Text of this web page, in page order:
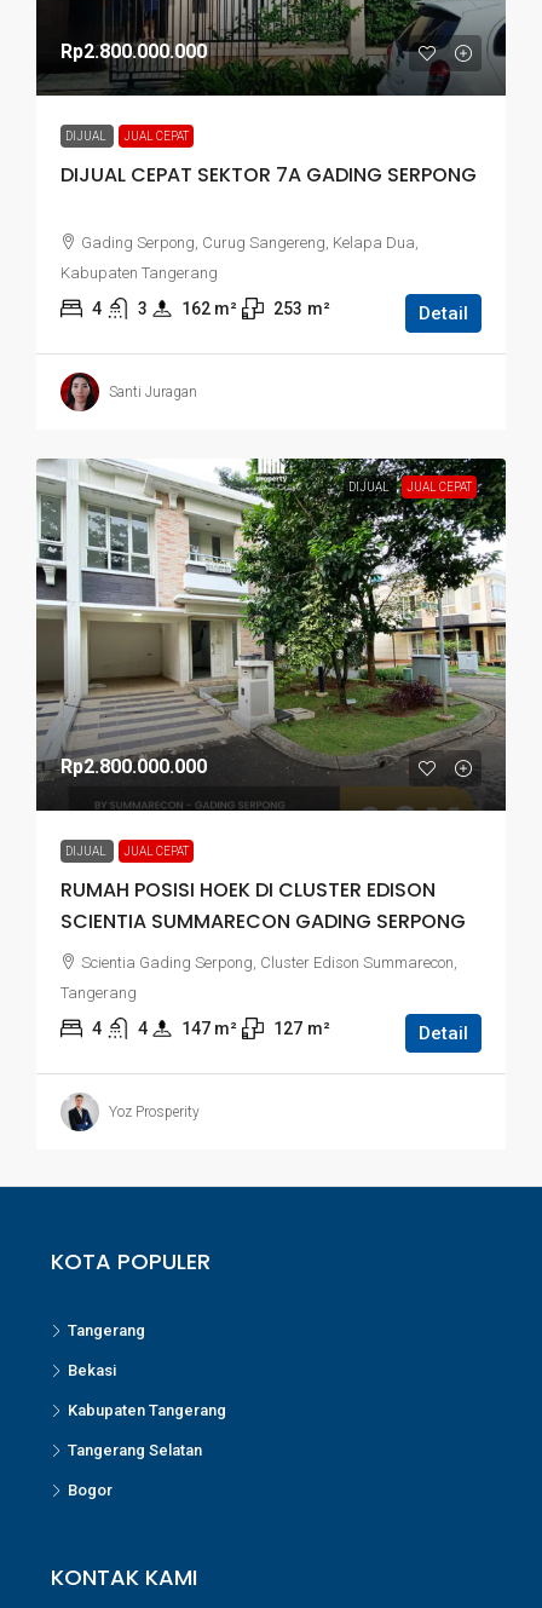
Rp2.800.000.000
DIJUAL JUAL CEPAT
DIJUAL CEPAT SEKTOR 7A GADING SERPONG
Gading Serpong, Curug Sangereng, Kelapa Dua,
Kabupaten Tangerang
4 3 162 m² 253 m² Detail
Santi Juragan
DIJUAL JUAL CEPAT
Rp2.800.000.000
DIJUAL JUAL CEPAT
RUMAH POSISI HOEK DI CLUSTER EDISON
SCIENTIA SUMMARECON GADING SERPONG
Scientia Gading Serpong, Cluster Edison Summarecon,
Tangerang
4 4 147 m² 127 m² Detail
Yoz Prosperity
KOTA POPULER
Tangerang
Bekasi
Kabupaten Tangerang
Tangerang Selatan
Bogor
KONTAK KAMI